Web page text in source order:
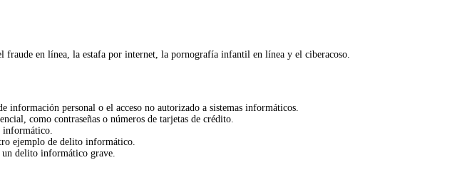
en línea, la estafa por internet, la pornografía infantil en línea y el ciberacoso.
personal o el acceso no autorizado a sistemas informáticos.
como contraseñas o números de tarjetas de crédito.
informático.
ejemplo de delito informático.
un delito informático grave.